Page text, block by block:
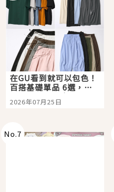
在GU看到就可以包色！
百搭基礎單品 6選，閉
眼全收也不心疼
2026年07月25日
No.7